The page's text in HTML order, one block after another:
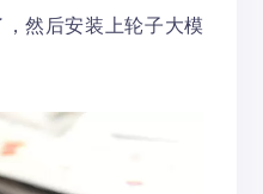
然后安装上轮子大模